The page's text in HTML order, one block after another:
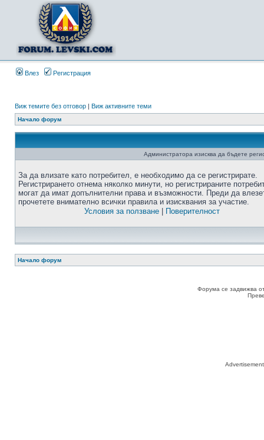
Влез Регистрация
Виж темите без отговор | Виж активните теми
Начало форум
Администратора изисква да бъдете
За да влизате като потребител, е необходимо да се регистрирате.
Регистрирането отнема няколко минути, но регистрираните
могат да имат допълнителни права и възможности. Преди да
прочетете внимателно всички правила и изисквания за участие.
Условия за ползване| Поверителност
Начало форум
Форума се задвижва